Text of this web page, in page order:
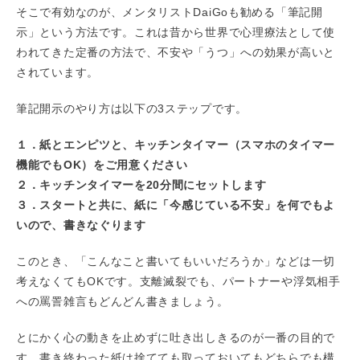
そこで有効なのが、メンタリストDaiGoも勧める「筆記開
示」という方法です。これは昔から世界で心理療法として使
われてきた定番の方法で、不安や「うつ」への効果が高いと
されています。
筆記開示のやり方は以下の3ステップです。
１．紙とエンピツと、キッチンタイマー（スマホのタイマー
機能でもOK）をご用意ください
２．キッチンタイマーを20分間にセットします
３．スタートと共に、紙に「今感じている不安」を何でもよ
いので、書きなぐります
このとき、「こんなこと書いてもいいだろうか」などは一切
考えなくてもOKです。支離滅裂でも、パートナーや浮気相手
への罵詈雑言もどんどん書きましょう。
とにかく心の動きを止めずに吐き出しきるのが一番の目的で
す。書き終わった紙は捨てても取っておいてもどちらでも構